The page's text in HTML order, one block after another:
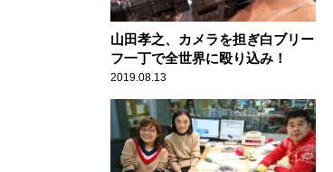
山田孝之、カメラを担ぎ白ブリー
フ一丁で全世界に殴り込み！
2019.08.13